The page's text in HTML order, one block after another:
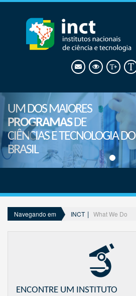
UM DOS MAIORES
PROGRAMASDE
CIÊNCIAS E TECNOLOGIA DO
BRASIL
Navegando em INCT What We Do
ENCONTRE UM INSTITUTO